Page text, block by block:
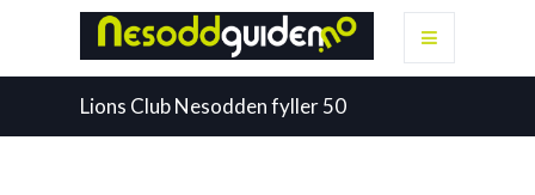
Lions Club Nesodden fyller 50